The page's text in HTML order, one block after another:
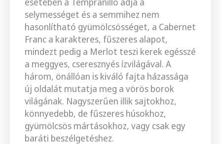
selymességet és a semmihez nem
hasonlítható gyümölcsösséget, a Cabernet
Franc a karakteres, fűszeres alapot,
mindezt pedig a Merlot teszi kerek egésszé
a meggyes, cseresznyés ízvilágával. A
három, önállóan is kiváló fajta házassága
új oldalát mutatja meg a vörös borok
világának. Nagyszerűen illik sajtokhoz,
könnyedebb, de fűszeres húsokhoz,
gyümölcsös mártásokhoz, vagy csak egy
baráti beszélgetéshez.